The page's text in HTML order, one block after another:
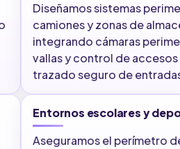
Diseñamos sistemas
camiones y zonas de
integrando cámaras
vallas y control de accesos
trazado seguro de
Entornos escolares y
Aseguramos el perímetro